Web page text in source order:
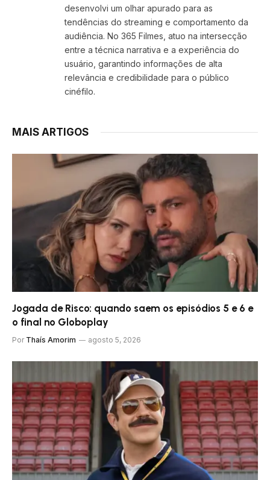
desenvolvi um olhar apurado para as
tendências do streaming e comportamento da
audiência. No 365 Filmes, atuo na intersecção
entre a técnica narrativa e a experiência do
usuário, garantindo informações de alta
relevância e credibilidade para o público
cinéfilo.
MAIS ARTIGOS
Jogada de Risco: quando saem os episódios 5 e 6 e
o final no Globoplay
Por Thaís Amorim agosto 5, 2026